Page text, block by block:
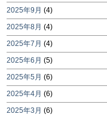
2025年9月 (4)
2025年8月 (4)
2025年7月 (4)
2025年6月 (5)
2025年5月 (6)
2025年4月 (6)
2025年3月 (6)